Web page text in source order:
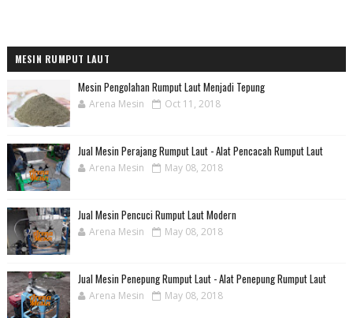
MESIN RUMPUT LAUT
Mesin Pengolahan Rumput Laut Menjadi Tepung
Arena Mesin Oct 11, 2018
Jual Mesin Perajang Rumput Laut - Alat Pencacah Rumput Laut
Arena Mesin May 08, 2018
Jual Mesin Pencuci Rumput Laut Modern
Arena Mesin May 08, 2018
Jual Mesin Penepung Rumput Laut - Alat Penepung Rumput Laut
Arena Mesin May 08, 2018